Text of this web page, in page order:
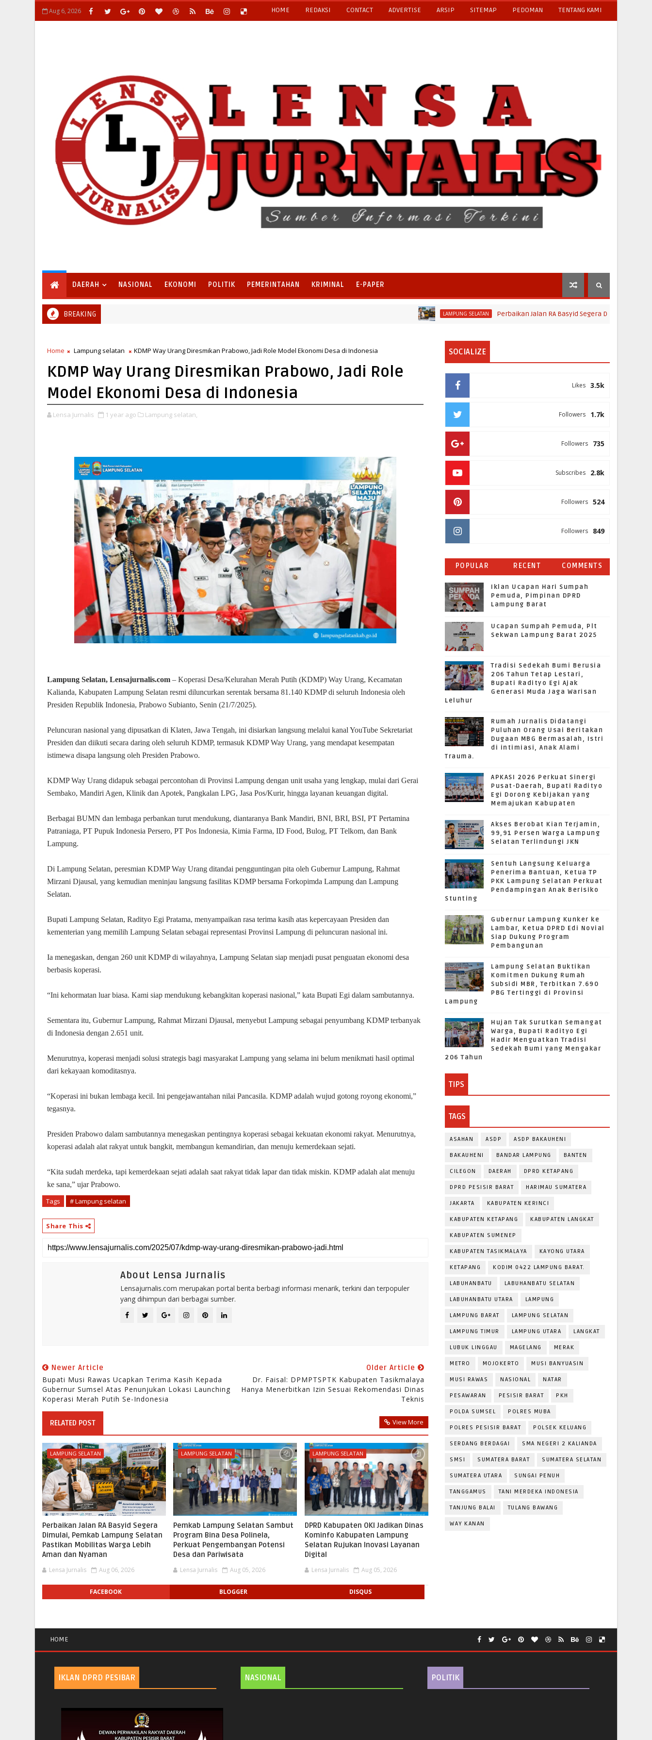
Aug 6, 2026 HOME REDAKSI CONTACT ADVERTISE ARSIP SITEMAP PEDOMAN TENTANG KAMI
DAERAH NASIONAL EKONOMI POLITIK PEMERINTAHAN KRIMINAL E-PAPER
BREAKING LAMPUNG SELATAN Perbaikan Jalan RA Basyid Segera Dimulai, Pemkab
Home Lampung selatan KDMP Way Urang Diresmikan Prabowo, Jadi Role Model Ekonomi Desa di Indonesia
KDMP Way Urang Diresmikan Prabowo, Jadi Role
Model Ekonomi Desa di Indonesia
Lensa Jurnalis 1 year ago Lampung selatan,
Lampung Selatan, Lensajurnalis.com – Koperasi Desa/Kelurahan Merah Putih (KDMP) Way Urang, Kecamatan
Kalianda, Kabupaten Lampung Selatan resmi diluncurkan serentak bersama 81.140 KDMP di seluruh Indonesia oleh
Presiden Republik Indonesia, Prabowo Subianto, Senin (21/7/2025).
Peluncuran nasional yang dipusatkan di Klaten, Jawa Tengah, ini disiarkan langsung melalui kanal YouTube Sekretariat
Presiden dan diikuti secara daring oleh seluruh KDMP, termasuk KDMP Way Urang, yang mendapat kesempatan
istimewa disapa langsung oleh Presiden Prabowo.
KDMP Way Urang didapuk sebagai percontohan di Provinsi Lampung dengan unit usaha yang lengkap, mulai dari Gerai
Sembako, Mandiri Agen, Klinik dan Apotek, Pangkalan LPG, Jasa Pos/Kurir, hingga layanan keuangan digital.
Berbagai BUMN dan lembaga perbankan turut mendukung, diantaranya Bank Mandiri, BNI, BRI, BSI, PT Pertamina
Patraniaga, PT Pupuk Indonesia Persero, PT Pos Indonesia, Kimia Farma, ID Food, Bulog, PT Telkom, dan Bank
Lampung.
Di Lampung Selatan, peresmian KDMP Way Urang ditandai pengguntingan pita oleh Gubernur Lampung, Rahmat
Mirzani Djausal, yang kemudian meninjau langsung fasilitas KDMP bersama Forkopimda Lampung dan Lampung
Selatan.
Bupati Lampung Selatan, Radityo Egi Pratama, menyampaikan rasa terima kasih atas kepercayaan Presiden dan
kementerian yang memilih Lampung Selatan sebagai representasi Provinsi Lampung di peluncuran nasional ini.
Ia menegaskan, dengan 260 unit KDMP di wilayahnya, Lampung Selatan siap menjadi pusat penguatan ekonomi desa
berbasis koperasi.
“Ini kehormatan luar biasa. Kami siap mendukung kebangkitan koperasi nasional,” kata Bupati Egi dalam sambutannya.
Sementara itu, Gubernur Lampung, Rahmat Mirzani Djausal, menyebut Lampung sebagai penyumbang KDMP terbanyak
di Indonesia dengan 2.651 unit.
Menurutnya, koperasi menjadi solusi strategis bagi masyarakat Lampung yang selama ini belum menikmati hasil optimal
dari kekayaan komoditasnya.
“Koperasi ini bukan lembaga kecil. Ini pengejawantahan nilai Pancasila. KDMP adalah wujud gotong royong ekonomi,”
tegasnya.
Presiden Prabowo dalam sambutannya menegaskan pentingnya koperasi sebagai kekuatan ekonomi rakyat. Menurutnya,
koperasi adalah alat rakyat untuk bangkit, membangun kemandirian, dan menuju kemerdekaan sejati.
“Kita sudah merdeka, tapi kemerdekaan sejati adalah saat rakyat tidak lapar dan tidak miskin. KDMP adalah alat menuju
ke sana,” ujar Prabowo.
Tags # Lampung selatan
Share This
About Lensa Jurnalis
Lensajurnalis.com merupakan portal berita berbagi informasi menarik, terkini dan terpopuler
yang dihimpun dari berbagai sumber.
Newer Article
Bupati Musi Rawas Ucapkan Terima Kasih Kepada
Gubernur Sumsel Atas Penunjukan Lokasi Launching
Koperasi Merah Putih Se-Indonesia
Older Article
Dr. Faisal: DPMPTSPTK Kabupaten Tasikmalaya
Hanya Menerbitkan Izin Sesuai Rekomendasi Dinas
Teknis
RELATED POST View More
LAMPUNG SELATAN
Perbaikan Jalan RA Basyid Segera
Dimulai, Pemkab Lampung Selatan
Pastikan Mobilitas Warga Lebih
Aman dan Nyaman
Lensa Jurnalis Aug 06, 2026
LAMPUNG SELATAN
Pemkab Lampung Selatan Sambut
Program Bina Desa Polinela,
Perkuat Pengembangan Potensi
Desa dan Pariwisata
Lensa Jurnalis Aug 05, 2026
LAMPUNG SELATAN
DPRD Kabupaten OKI Jadikan Dinas
Kominfo Kabupaten Lampung
Selatan Rujukan Inovasi Layanan
Digital
Lensa Jurnalis Aug 05, 2026
FACEBOOK BLOGGER DISQUS
SOCIALIZE
3.5k
Likes
1.7k
Followers
735
Followers
2.8k
Subscribes
524
Followers
849
Followers
POPULAR RECENT COMMENTS
Iklan Ucapan Hari Sumpah
Pemuda, Pimpinan DPRD
Lampung Barat
Ucapan Sumpah Pemuda, Plt
Sekwan Lampung Barat 2025
Tradisi Sedekah Bumi Berusia
206 Tahun Tetap Lestari,
Bupati Radityo Egi Ajak
Generasi Muda Jaga Warisan
Leluhur
Rumah Jurnalis Didatangi
Puluhan Orang Usai Beritakan
Dugaan MBG Bermasalah, Istri
di intimiasi, Anak Alami
Trauma.
APKASI 2026 Perkuat Sinergi
Pusat-Daerah, Bupati Radityo
Egi Dorong Kebijakan yang
Memajukan Kabupaten
Akses Berobat Kian Terjamin,
99,91 Persen Warga Lampung
Selatan Terlindungi JKN
Sentuh Langsung Keluarga
Penerima Bantuan, Ketua TP
PKK Lampung Selatan Perkuat
Pendampingan Anak Berisiko
Stunting
Gubernur Lampung Kunker ke
Lambar, Ketua DPRD Edi Novial
Siap Dukung Program
Pembangunan
Lampung Selatan Buktikan
Komitmen Dukung Rumah
Subsidi MBR, Terbitkan 7.690
PBG Tertinggi di Provinsi
Lampung
Hujan Tak Surutkan Semangat
Warga, Bupati Radityo Egi
Hadir Menguatkan Tradisi
Sedekah Bumi yang Mengakar
206 Tahun
TIPS
TAGS
ASAHAN ASDP ASDP BAKAUHENI
BAKAUHENI BANDAR LAMPUNG BANTEN
CILEGON DAERAH DPRD KETAPANG
DPRD PESISIR BARAT HARIMAU SUMATERA
JAKARTA KABUPATEN KERINCI
KABUPATEN KETAPANG KABUPATEN LANGKAT
KABUPATEN SUMENEP
KABUPATEN TASIKMALAYA KAYONG UTARA
KETAPANG KODIM 0422 LAMPUNG BARAT.
LABUHANBATU LABUHANBATU SELATAN
LABUHANBATU UTARA LAMPUNG
LAMPUNG BARAT LAMPUNG SELATAN
LAMPUNG TIMUR LAMPUNG UTARA LANGKAT
LUBUK LINGGAU MAGELANG MERAK
METRO MOJOKERTO MUSI BANYUASIN
MUSI RAWAS NASIONAL NATAR
PESAWARAN PESISIR BARAT PKH
POLDA SUMSEL POLRES MUBA
POLRES PESISIR BARAT POLSEK KELUANG
SERDANG BERDAGAI SMA NEGERI 2 KALIANDA
SMSI SUMATERA BARAT SUMATERA SELATAN
SUMATERA UTARA SUNGAI PENUH
TANGGAMUS TANI MERDEKA INDONESIA
TANJUNG BALAI TULANG BAWANG
WAY KANAN
HOME
IKLAN DPRD PESIBAR NASIONAL POLITIK